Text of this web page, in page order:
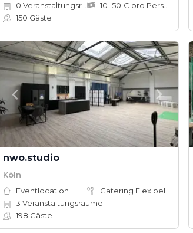
0 Veranstaltungsräume
150 Gäste
nwo.studio
Köln
Eventlocation
Catering Flexibel
3 Veranstaltungsräume
198 Gäste